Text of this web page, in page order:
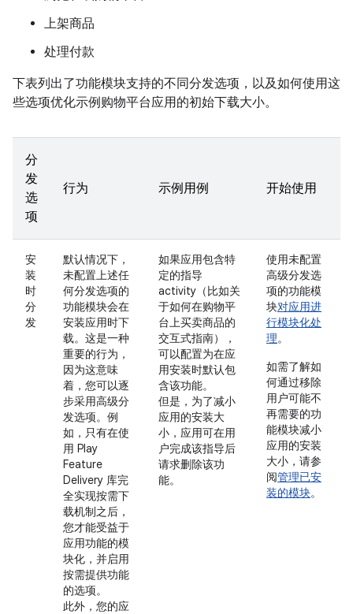
上架商品
处理付款
下表列出了功能模块支持的不同分发选项，以及如何使用这
些选项优化示例购物平台应用的初始下载大小。
分
发
选
项
行为 示例用例 开始使用
安
装
时
分
发
默认情况下，
未配置上述任
何分发选项的
功能模块会在
安装应用时下
载。这是一种
重要的行为，
因为这意味
着，您可以逐
步采用高级分
发选项。例
如，只有在使
用 Play
Feature
Delivery 库完
全实现按需下
载机制之后，
您才能受益于
应用功能的模
块化，并启用
按需提供功能
的选项。
此外，您的应
如果应用包含特
定的指导
activity（比如关
于如何在购物平
台上买卖商品的
交互式指南），
可以配置为在应
用安装时默认包
含该功能。
但是，为了减小
应用的安装大
小，应用可在用
户完成该指导后
请求删除该功
能。
使用未配置
高级分发选
项的功能模
块对应用进
行模块化处
理。
如需了解如
何通过移除
用户可能不
再需要的功
能模块减小
应用的安装
大小，请参
阅管理已安
装的模块。